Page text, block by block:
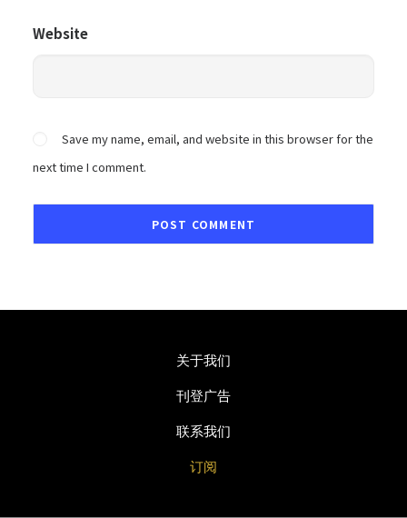
Website
Save my name, email, and website in this browser for the
next time I comment.
关于我们
刊登广告
联系我们
订阅